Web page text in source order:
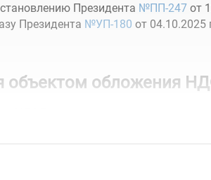
Президента №ПП-247 от
Президента №УП-180 от 04.10.2025
объектом обложения